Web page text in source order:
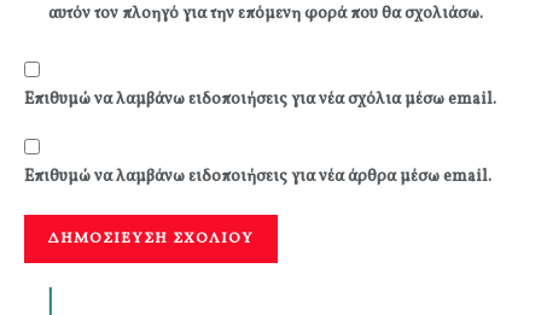
αυτόν τον πλοηγό για την επόμενη φορά που θα σχολιάσω.
Επιθυμώ να λαμβάνω ειδοποιήσεις για νέα σχόλια μέσω email.
Επιθυμώ να λαμβάνω ειδοποιήσεις για νέα άρθρα μέσω email.